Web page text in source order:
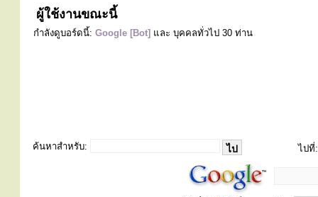
ผู้ใช้งานขณะนี้
กำลังดูบอร์ดนี้: Google [Bot] และ บุคคลทั่วไป 30 ท่าน
ค้นหาสำหรับ: ไปที่: